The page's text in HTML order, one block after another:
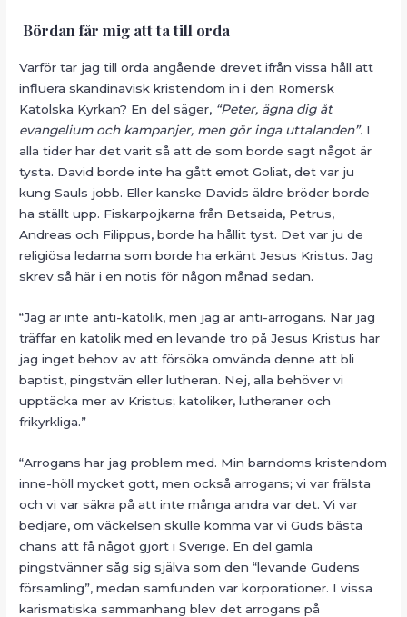
Bördan får mig att ta till orda
Varför tar jag till orda angående drevet ifrån vissa håll att
influera skandinavisk kristendom in i den Romersk
Katolska Kyrkan? En del säger, “Peter, ägna dig åt
evangelium och kampanjer, men gör inga uttalanden”. I
alla tider har det varit så att de som borde sagt något är
tysta. David borde inte ha gått emot Goliat, det var ju
kung Sauls jobb. Eller kanske Davids äldre bröder borde
ha ställt upp. Fiskarpojkarna från Betsaida, Petrus,
Andreas och Filippus, borde ha hållit tyst. Det var ju de
religiösa ledarna som borde ha erkänt Jesus Kristus. Jag
skrev så här i en notis för någon månad sedan.
“Jag är inte anti-katolik, men jag är anti-arrogans. När jag
träffar en katolik med en levande tro på Jesus Kristus har
jag inget behov av att försöka omvända denne att bli
baptist, pingstvän eller lutheran. Nej, alla behöver vi
upptäcka mer av Kristus; katoliker, lutheraner och
frikyrkliga.”
“Arrogans har jag problem med. Min barndoms kristendom
inne-höll mycket gott, men också arrogans; vi var frälsta
och vi var säkra på att inte många andra var det. Vi var
bedjare, om väckelsen skulle komma var vi Guds bästa
chans att få något gjort i Sverige. En del gamla
pingstvänner såg sig själva som den “levande Gudens
församling”, medan samfunden var korporationer. I vissa
karismatiska sammanhang blev det arrogans på